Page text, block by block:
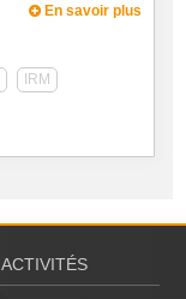
En savoir plus
IRM
ACTIVITÉS